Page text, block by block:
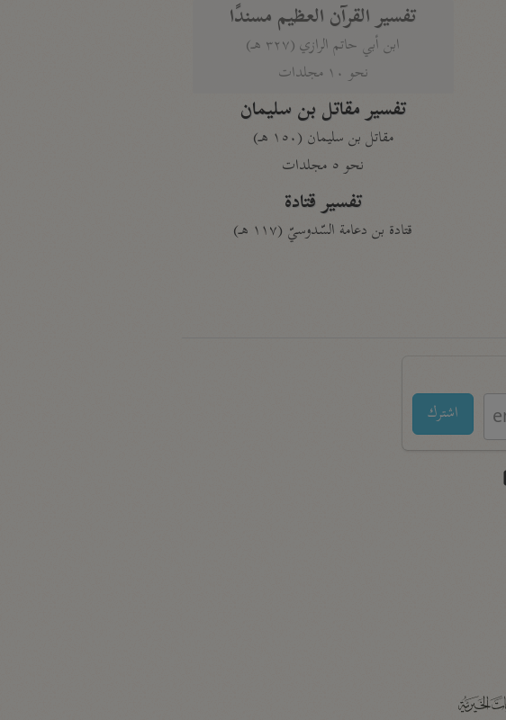
تفسير القرآن العظيم مسندًا
ابن أبي حاتم الرازي (٣٢٧ هـ)
نحو ١٠ مجلدات
تفسير مقاتل بن سليمان
مقاتل بن سليمان (١٥٠ هـ)
نحو ٥ مجلدات
تفسير قتادة
قتادة بن دعامة السّدوسيّ (١١٧ هـ)
اشترك